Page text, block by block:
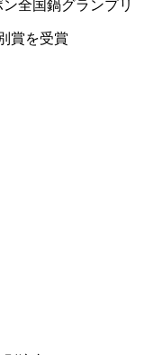
全国鍋グランプリ
賞を受賞